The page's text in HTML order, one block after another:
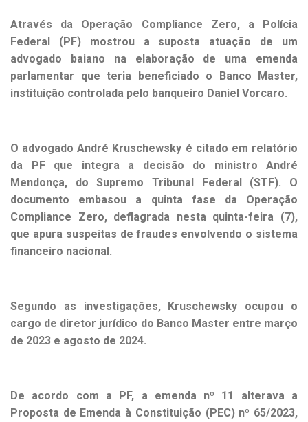
Através da Operação Compliance Zero, a Polícia
Federal (PF) mostrou a suposta atuação de um
advogado baiano na elaboração de uma emenda
parlamentar que teria beneficiado o Banco Master,
instituição controlada pelo banqueiro Daniel Vorcaro.
O advogado André Kruschewsky é citado em relatório
da PF que integra a decisão do ministro André
Mendonça, do Supremo Tribunal Federal (STF). O
documento embasou a quinta fase da Operação
Compliance Zero, deflagrada nesta quinta-feira (7),
que apura suspeitas de fraudes envolvendo o sistema
financeiro nacional.
Segundo as investigações, Kruschewsky ocupou o
cargo de diretor jurídico do Banco Master entre março
de 2023 e agosto de 2024.
De acordo com a PF, a emenda nº 11 alterava a
Proposta de Emenda à Constituição (PEC) nº 65/2023,